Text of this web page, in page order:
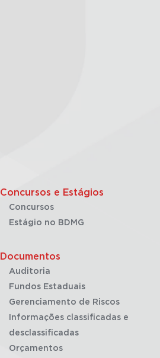
Concursos e Estágios
Concursos
Estágio no BDMG
Documentos
Auditoria
Fundos Estaduais
Gerenciamento de Riscos
Informações classificadas e
desclassificadas
Orçamentos